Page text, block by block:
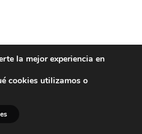
la mejor experiencia en
cookies utilizamos o